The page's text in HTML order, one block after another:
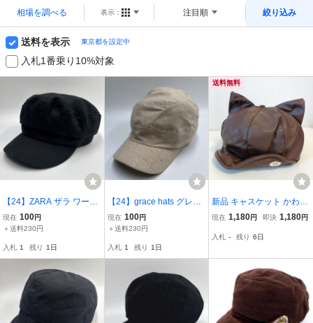
相場を調べる 表示： 注目順 絞り込み
送料を表示 東京都を設定中
入札1番乗り10%対象
【24】ZARA ザラ ワーク
キャップ キャスケット 黒
ブラック シンプル 無地 S
現在 100円
＋送料230円
入札 1 残り 1日
【24】grace hats グレー
スハット キャスケット ワ
ークキャップ ベージュ ウ
帽子
現在 100円
＋送料230円
入札 1 残り 1日
送料無料
新品 キャスケット かわい
い 猫耳 ネコ耳 帽子 キャ
ップ メンズ レディース
現在 1,180円 即決 1,180円
入札 - 残り 6日